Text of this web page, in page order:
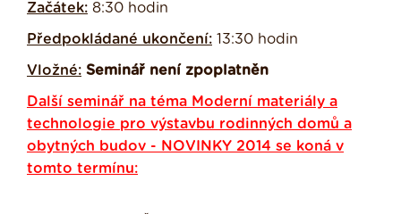
Začátek: 8:30 hodin
Předpokládané ukončení: 13:30 hodin
Vložné: Seminář není zpoplatněn
Další seminář na téma Moderní materiály a
technologie pro výstavbu rodinných domů a
obytných budov - NOVINKY 2014 se koná v
tomto termínu: